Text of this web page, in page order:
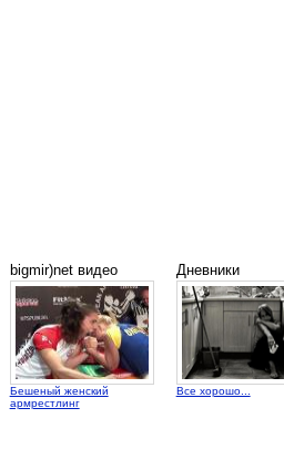
bigmir)net видео
Бешеный женский
армрестлинг
Дневники
Все хорошо...